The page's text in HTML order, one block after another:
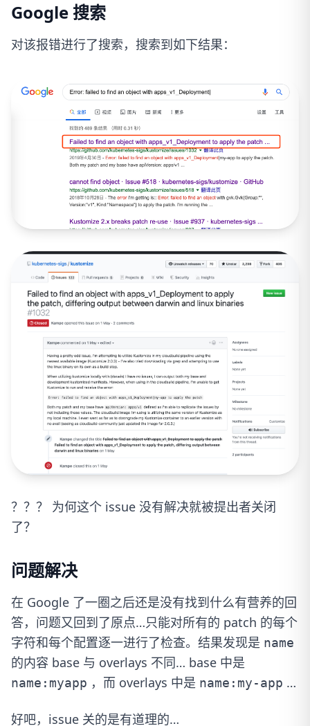
Google 搜索
对该报错进行了搜索，搜索到如下结果：
？？？ 为何这个 issue 没有解决就被提出者关闭
了？
问题解决
在 Google 了一圈之后还是没有找到什么有营养的回
答，问题又回到了原点…只能对所有的 patch 的每个
字符和每个配置逐一进行了检查。结果发现是 name
的内容 base 与 overlays 不同… base 中是
name:myapp ，而 overlays 中是 name:my-app …
好吧，issue 关的是有道理的…